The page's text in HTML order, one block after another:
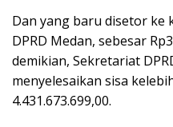
Dan yang baru disetor ke
DPRD Medan, sebesar
demikian, Sekretariat
menyelesaikan sisa
4.431.673.699,00.